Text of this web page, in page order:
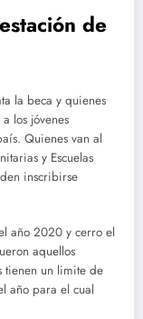
de
la beca y quienes
los jóvenes
Quienes van al
y Escuelas
inscribirse
año 2020 y cerro el
aquellos
tienen un limite de
año para el cual